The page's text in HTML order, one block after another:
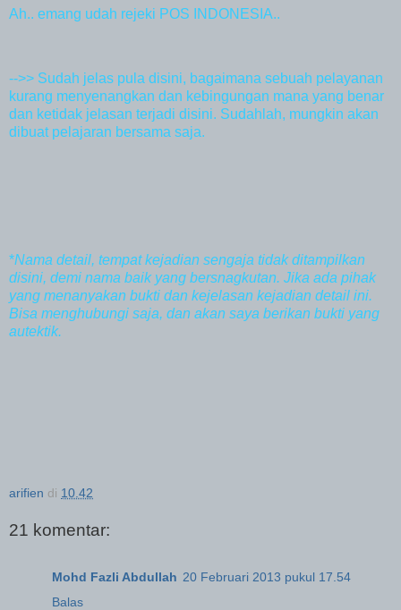
Ah.. emang udah rejeki POS INDONESIA..
-->> Sudah jelas pula disini, bagaimana sebuah pelayanan
kurang menyenangkan dan kebingungan mana yang benar
dan ketidak jelasan terjadi disini. Sudahlah, mungkin akan
dibuat pelajaran bersama saja.
*Nama detail, tempat kejadian sengaja tidak ditampilkan
disini, demi nama baik yang bersnagkutan. Jika ada pihak
yang menanyakan bukti dan kejelasan kejadian detail ini.
Bisa menghubungi saja, dan akan saya berikan bukti yang
autektik.
arifien di 10.42
21 komentar:
Mohd Fazli Abdullah 20 Februari 2013 pukul 17.54
Balas